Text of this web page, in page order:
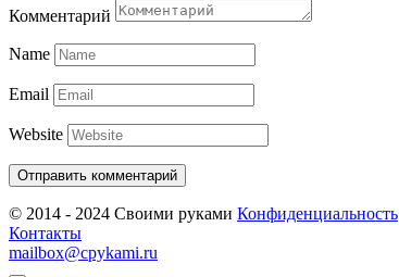
Комментарий
Name
Email
Website
© 2014 - 2024 Своими руками Конфиденциальность
Контакты
mailbox@cpykami.ru